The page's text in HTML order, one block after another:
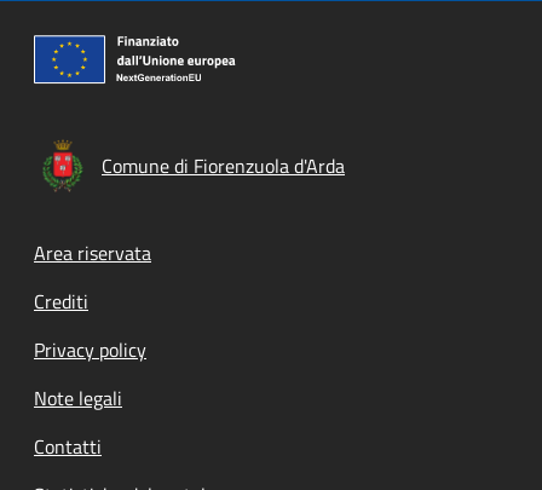
Comune di Fiorenzuola d'Arda
Footer menu
Area riservata
Crediti
Privacy policy
Note legali
Contatti